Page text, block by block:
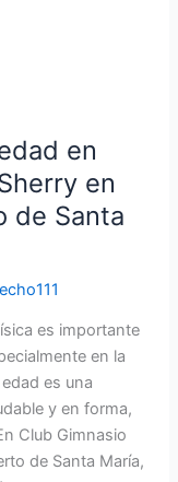
en
en
de Santa
es importante
en la
es una
y en forma,
Club Gimnasio
de Santa María,